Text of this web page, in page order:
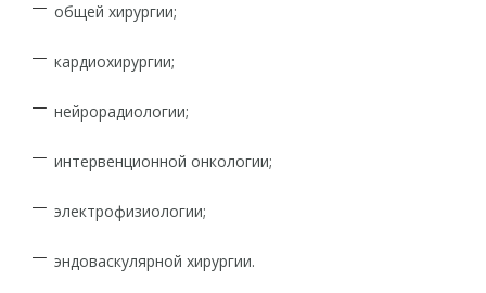
общей хирургии;
кардиохирургии;
нейрорадиологии;
интервенционной онкологии;
электрофизиологии;
эндоваскулярной хирургии.